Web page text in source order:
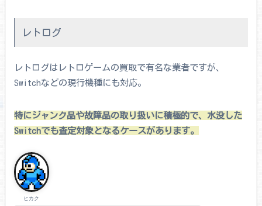
レトログ
レトログはレトロゲームの買取で有名な業者ですが、
Switchなどの現行機種にも対応。
特にジャンク品や故障品の取り扱いに積極的で、水没した
Switchでも査定対象となるケースがあります。
ヒカク